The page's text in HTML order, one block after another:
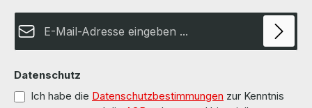
Datenschutz
Ich habe die Datenschutzbestimmungen zur Kenntnis